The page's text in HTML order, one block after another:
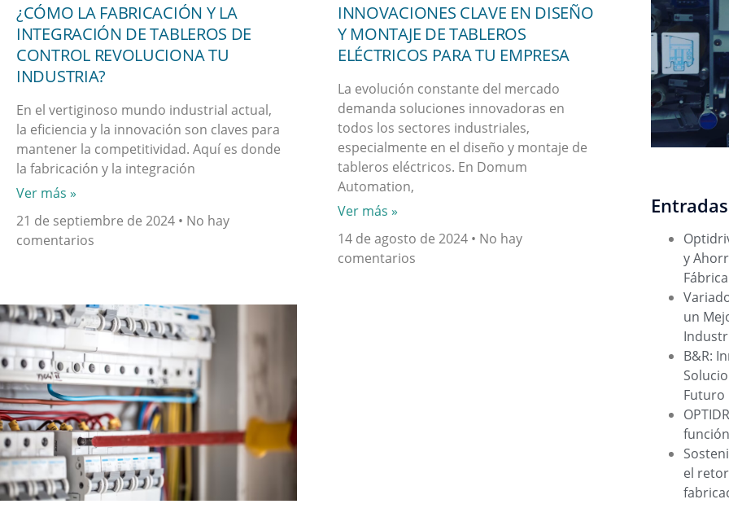
¿CÓMO LA FABRICACIÓN Y LA
INTEGRACIÓN DE TABLEROS DE
CONTROL REVOLUCIONA TU
INDUSTRIA?
En el vertiginoso mundo industrial actual,
la eficiencia y la innovación son claves para
mantener la competitividad. Aquí es donde
la fabricación y la integración
Ver más »
21 de septiembre de 2024
No hay
comentarios
INNOVACIONES CLAVE EN DISEÑO
Y MONTAJE DE TABLEROS
ELÉCTRICOS PARA TU EMPRESA
La evolución constante del mercado
demanda soluciones innovadoras en
todos los sectores industriales,
especialmente en el diseño y montaje de
tableros eléctricos. En Domum
Automation,
Ver más »
14 de agosto de 2024
No hay
comentarios
y
Fábrica
un
B&R:
Futuro
el